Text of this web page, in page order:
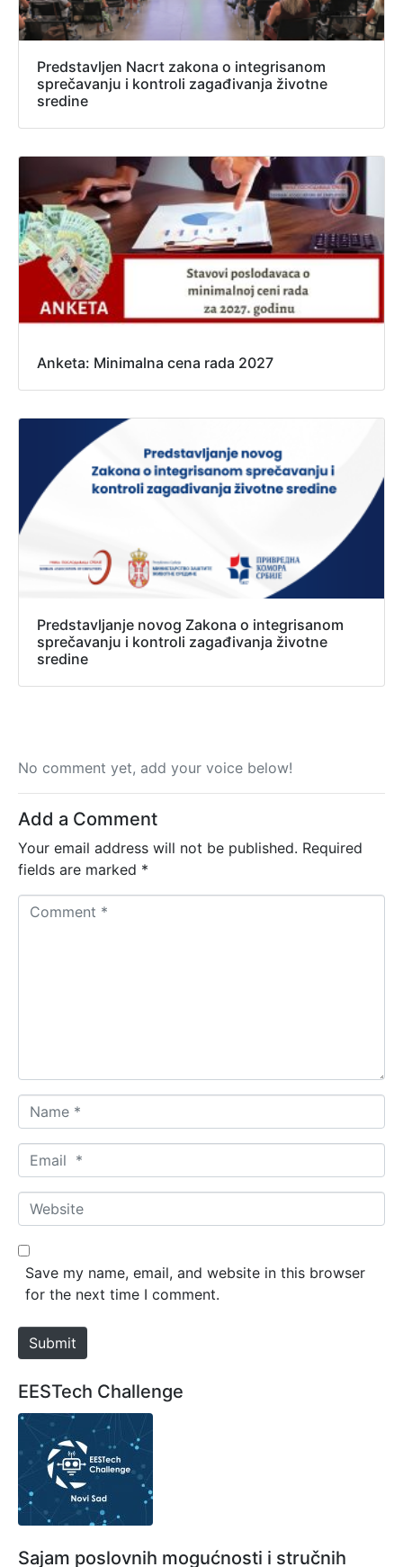
Predstavljen Nacrt zakona o integrisanom
sprečavanju i kontroli zagađivanja životne
sredine
Anketa: Minimalna cena rada 2027
Predstavljanje novog Zakona o integrisanom
sprečavanju i kontroli zagađivanja životne
sredine
No comment yet, add your voice below!
Add a Comment
Your email address will not be published. Required
fields are marked *
a
m
*
m
a
*
W
e
b
e
Save my name, email, and website in this browser
for the next time I comment.
Submit
EESTech Challenge
Sajam poslovnih mogućnosti i stručnih